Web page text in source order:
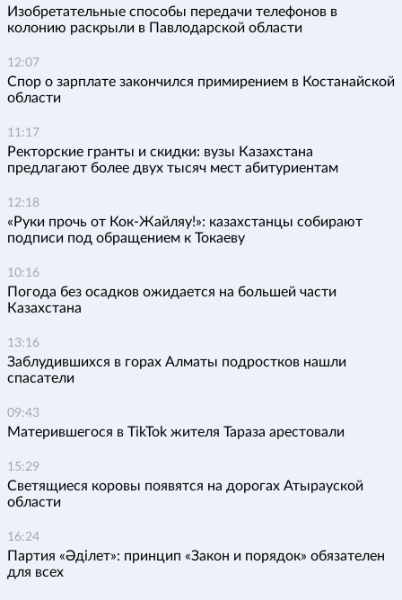
Изобретательные способы передачи телефонов в
колонию раскрыли в Павлодарской области
12:07
Спор о зарплате закончился примирением в Костанайской
области
11:17
Ректорские гранты и скидки: вузы Казахстана
предлагают более двух тысяч мест абитуриентам
12:18
«Руки прочь от Кок-Жайляу!»: казахстанцы собирают
подписи под обращением к Токаеву
10:16
Погода без осадков ожидается на большей части
Казахстана
13:16
Заблудившихся в горах Алматы подростков нашли
спасатели
09:43
Матерившегося в TikTok жителя Тараза арестовали
15:29
Светящиеся коровы появятся на дорогах Атырауской
области
16:24
Партия «Әділет»: принцип «Закон и порядок» обязателен
для всех